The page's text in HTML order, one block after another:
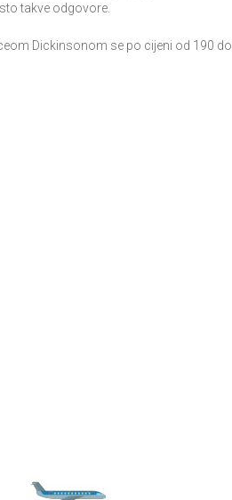
takve odgovore.
Dickinsonom se po cijeni od 190